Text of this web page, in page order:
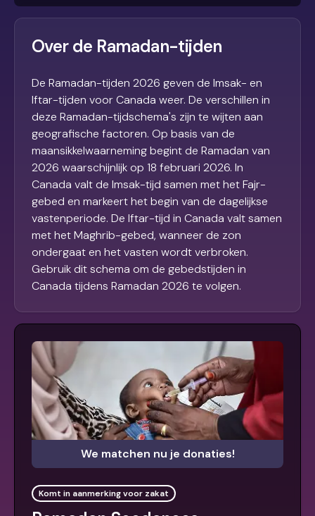
Over de Ramadan-tijden
De Ramadan-tijden 2026 geven de Imsak- en
Iftar-tijden voor Canada weer. De verschillen in
deze Ramadan-tijdschema's zijn te wijten aan
geografische factoren. Op basis van de
maansikkelwaarneming begint de Ramadan van
2026 waarschijnlijk op 18 februari 2026. In
Canada valt de Imsak-tijd samen met het Fajr-
gebed en markeert het begin van de dagelijkse
vastenperiode. De Iftar-tijd in Canada valt samen
met het Maghrib-gebed, wanneer de zon
ondergaat en het vasten wordt verbroken.
Gebruik dit schema om de gebedstijden in
Canada tijdens Ramadan 2026 te volgen.
We matchen nu je donaties!
Komt in aanmerking voor zakat